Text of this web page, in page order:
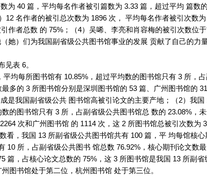
为 40 篇，平均每名作者被引篇数为 3.33 篇，超过平均 篇数
名作者的被引总次数为 1896 次， 平均每名作者被引次数
作者总数 的 75%；（4）吴唏、李亮和肖容梅的被引次数位
她）们为我国副省级公共图书馆事业的发展 贡献了自己的力量
表 6。
均每所图书馆有 10.85%，超过平均数的图书馆只有 3 所，
多的 3 所图书馆分别是深圳图书馆的 53 篇、广州图书馆的
是我国副省级公共 图书馆高被引论文的主要产地；（2）我
的图书馆只有 3 所，占副省级公共图书馆总 数的 23.08%，
次和广州图书馆 的 1114 次，这 2 所图书馆总被引次数为
，我国 13 所副省级公共图书馆共有 100 篇，平 均每馆核
所，占副省级公共图书 馆总数 76.92%，核心期刊论文数
，占核心论文总数的 75%，这 3 所图书馆是我国 13 所副省
图书馆处于第二位，杭州图书馆 处于第三位。